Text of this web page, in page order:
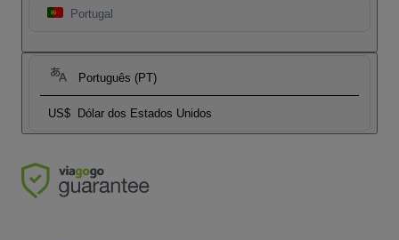
Portugal
Português (PT)
US$ Dólar dos Estados Unidos